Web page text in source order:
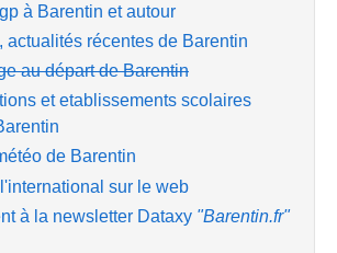
à Barentin et autour
actualités récentes de Barentin
au départ de Barentin
et etablissements scolaires
de Barentin
sur le web
à la newsletter Dataxy "Barentin.fr"